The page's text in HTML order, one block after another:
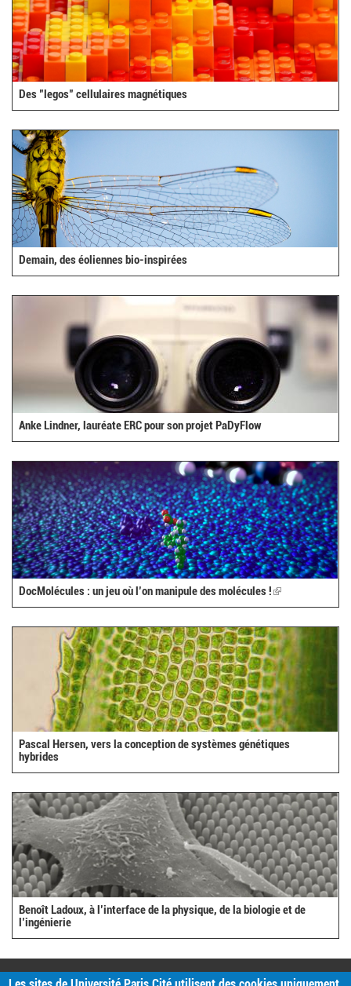
Des "legos" cellulaires magnétiques
Demain, des éoliennes bio-inspirées
Anke Lindner, lauréate ERC pour son projet PaDyFlow
DocMolécules : un jeu où l’on manipule des molécules !(link
is
Pascal Hersen, vers la conception de systèmes génétiques
hybrides
Benoît Ladoux, à l’interface de la physique, de la biologie et de
l’ingénierie
PRATIQUE